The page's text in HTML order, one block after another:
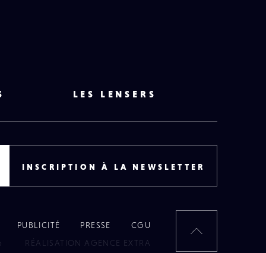
LES LENSERS
INSCRIPTION À LA NEWSLETTER
PUBLICITÉ PRESSE
CGU
RÉALISATION AGENCE EXTRA